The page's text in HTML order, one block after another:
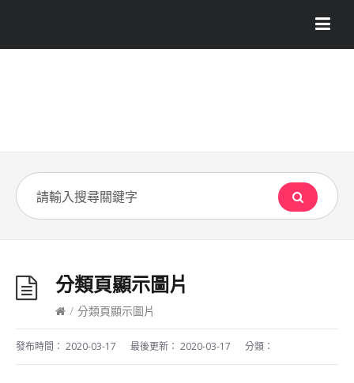
分類頁顯示圖片
/ 分類頁顯示圖片
發布時間： 2020-03-17 最後更新： 2020-03-17 分類：